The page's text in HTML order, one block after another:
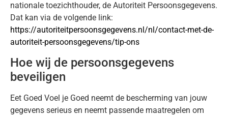
nationale toezichthouder, de Autoriteit Persoonsgegevens.
Dat kan via de volgende link:
https://autoriteitpersoonsgegevens.nl/nl/contact-met-de-
autoriteit-persoonsgegevens/tip-ons
Hoe wij de persoonsgegevens
beveiligen
Eet Goed Voel je Goed neemt de bescherming van jouw
gegevens serieus en neemt passende maatregelen om